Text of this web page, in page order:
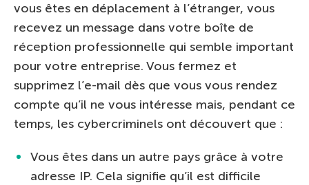
vous êtes en déplacement à l’étranger, vous
recevez un message dans votre boîte de
réception professionnelle qui semble important
pour votre entreprise. Vous fermez et
supprimez l’e-mail dès que vous vous rendez
compte qu’il ne vous intéresse mais, pendant ce
temps, les cybercriminels ont découvert que :
Vous êtes dans un autre pays grâce à votre
adresse IP. Cela signifie qu’il est difficile